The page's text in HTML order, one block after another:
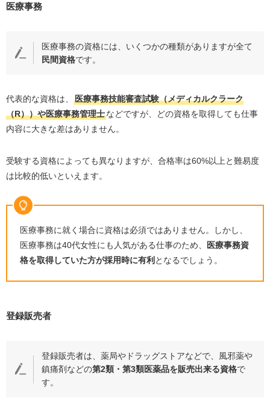
医療事務
医療事務の資格には、いくつかの種類がありますが全て
民間資格です。
代表的な資格は、
医療事務技能審査試験（メディカルクラーク
（R））や医療事務管理士などですが、どの資格を取得しても仕事
内容に大きな差はありません。
受験する資格によっても異なりますが、合格率は60%以上と難易度
は比較的低いといえます。
医療事務に就く場合に資格は必須ではありません。しかし、
医療事務は40代女性にも人気がある仕事のため、
医療事務資
格を取得していた方が採用時に有利 となるでしょう。
登録販売者
登録販売者は、薬局やドラッグストアなどで、風邪薬や
鎮痛剤などの第2類・第3類医薬品を販売出来る資格で
す。